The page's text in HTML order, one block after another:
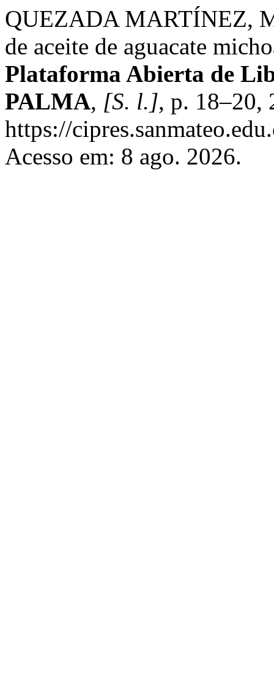
QUEZADA MARTÍNEZ,
de aceite de aguacate
Plataforma Abierta de
PALMA, [S. l.], p. 18–20,
https://
Acesso em: 8 ago. 2026.